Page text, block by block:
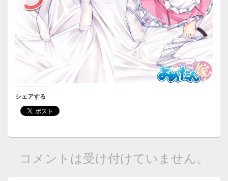
シェアする
コメントは受け付けていません。